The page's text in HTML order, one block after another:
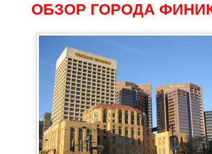
ОБЗОР ГОРОДА